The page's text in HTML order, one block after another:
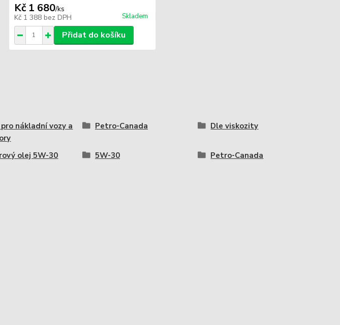
Kč 1 680/ks
Kč 1 388 bez DPH Skladem
Přidat do košíku
nákladní vozy a
Petro-Canada Dle viskozity
olej 5W-30 5W-30 Petro-Canada